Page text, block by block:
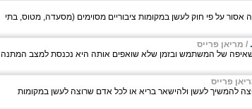
על פי חוק לעשן במקומות ציבוריים מסוימים (מסעדה, מטוס, בתי
/ מריאן פרייס
שאיפה של המשתמש ובזמן שלא שואפים אותה היא נכנסת למצב המתנה
פרייס
להמשיך לעשן ולהישאר בריא או לכל אדם שרוצה לעשן במקומות